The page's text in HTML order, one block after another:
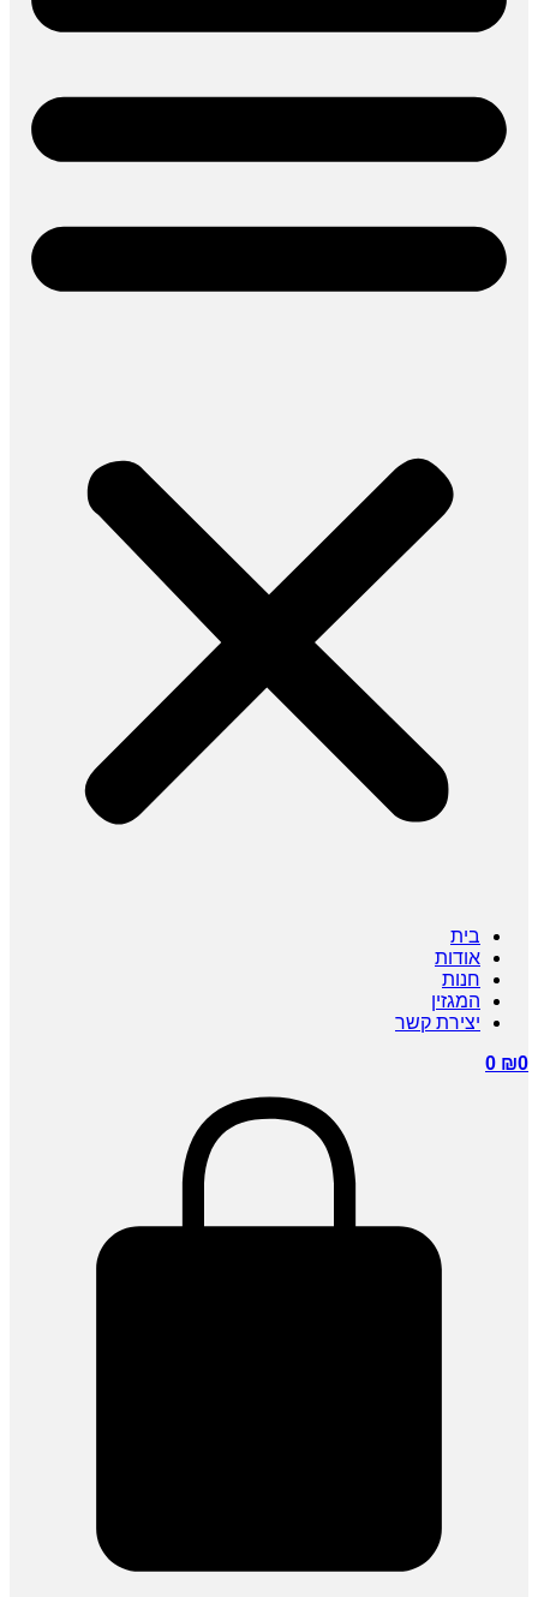
בית
אודות
חנות
המגזין
יצירת קשר
₪0
0